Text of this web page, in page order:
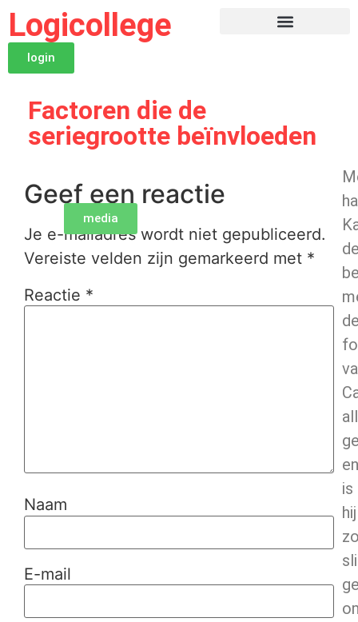
Logicollege
login
Factoren die de
seriegrootte beïnvloeden
Geef een reactie
Je e-mailadres wordt niet gepubliceerd.
Vereiste velden zijn gemarkeerd met *
Reactie *
Naam
E-mail
en
is
hij
media